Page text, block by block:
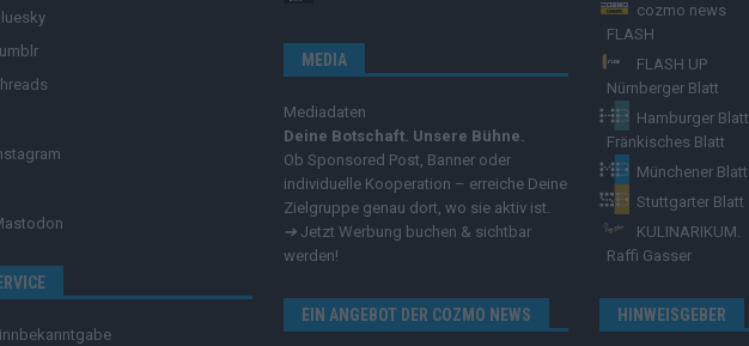
MEDIA
Mediadaten
Deine Botschaft. Unsere Bühne.
Ob Sponsored Post, Banner oder
individuelle Kooperation – erreiche Deine
Zielgruppe genau dort, wo sie aktiv ist.
➔ Jetzt Werbung buchen & sichtbar
werden!
EIN ANGEBOT DER COZMO NEWS
cozmo news
FLASH
FLASH UP
Nürnberger Blatt
Hamburger Blatt
Fränkisches Blatt
Münchener Blatt
Stuttgarter Blatt
KULINARIKUM.
Raffi Gasser
HINWEISGEBER